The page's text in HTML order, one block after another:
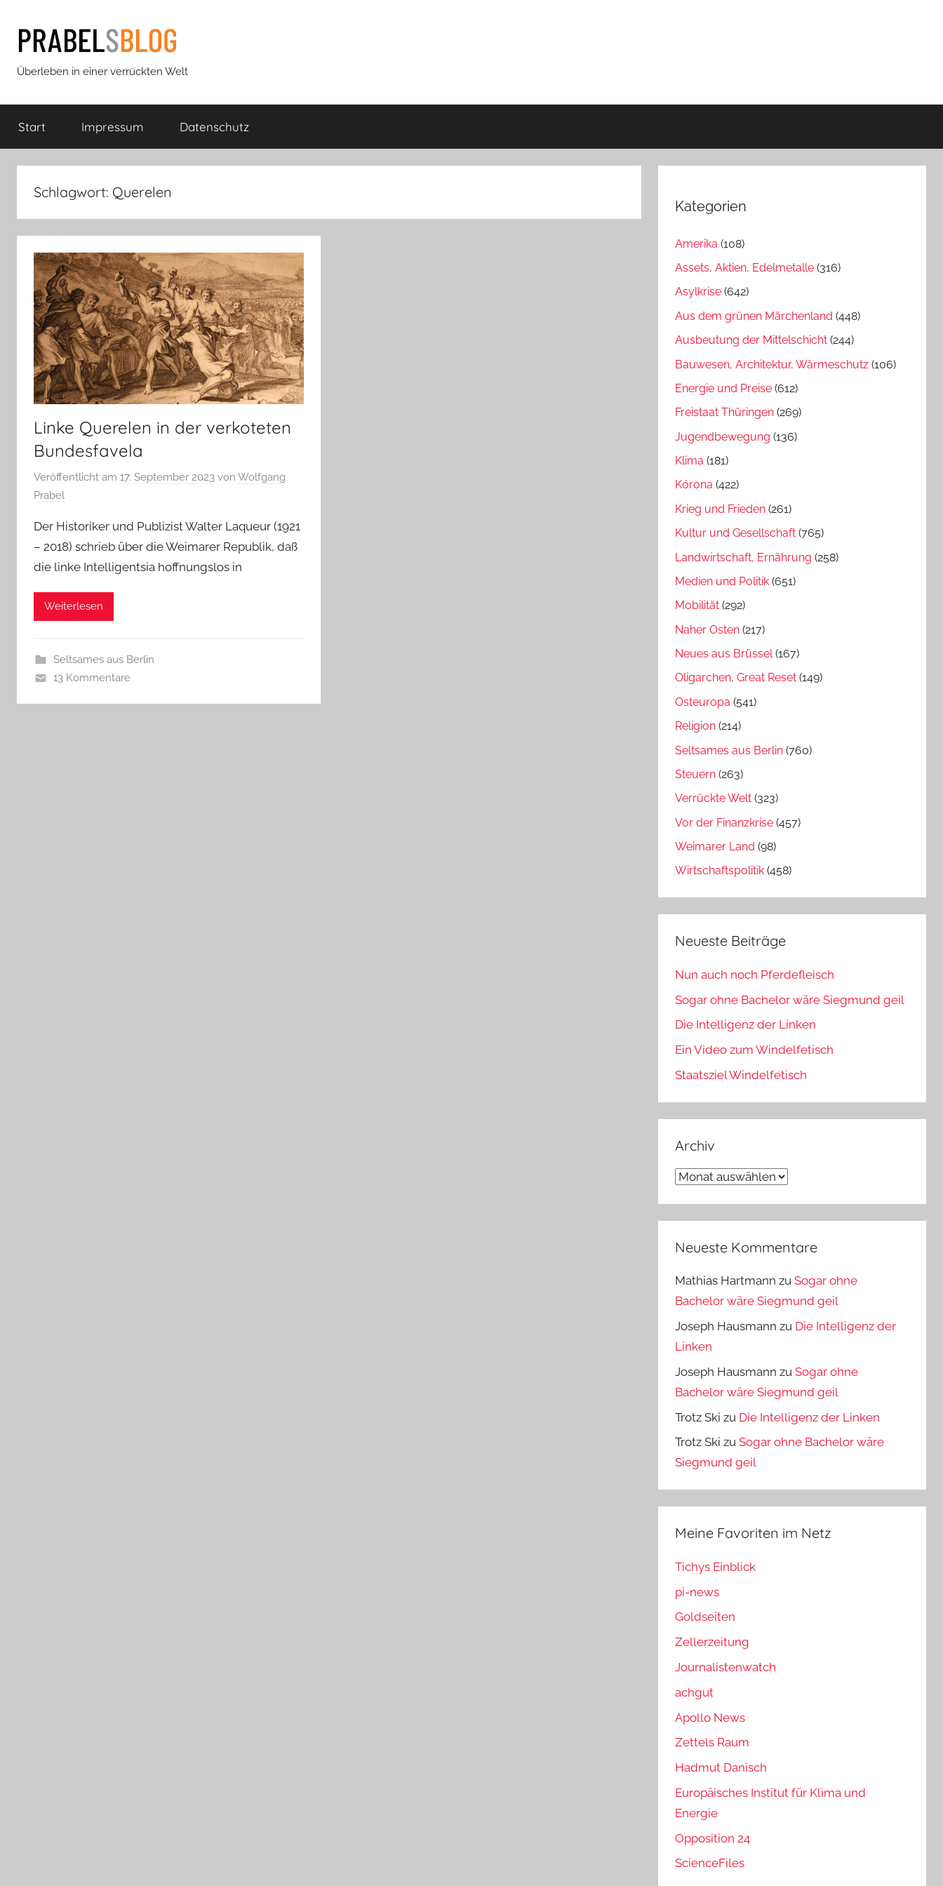
Inhalt
springen
Prabels
Blog
Überleben in einer verrückten Welt
Start Impressum Datenschutz
Schlagwort: Querelen
Linke Querelen in der verkoteten
Bundesfavela
Veröffentlicht am 17. September 2023 von Wolfgang
Prabel
Der Historiker und Publizist Walter Laqueur (1921
– 2018) schrieb über die Weimarer Republik, daß
die linke Intelligentsia hoffnungslos in
Weiterlesen
Seltsames aus Berlin
13 Kommentare
Kategorien
Amerika (108)
Assets, Aktien, Edelmetalle (316)
Asylkrise (642)
Aus dem grünen Märchenland (448)
Ausbeutung der Mittelschicht (244)
Bauwesen, Architektur, Wärmeschutz (106)
Energie und Preise (612)
Freistaat Thüringen (269)
Jugendbewegung (136)
Klima (181)
Kórona (422)
Krieg und Frieden (261)
Kultur und Gesellschaft (765)
Landwirtschaft, Ernährung (258)
Medien und Politik (651)
Mobilität (292)
Naher Osten (217)
Neues aus Brüssel(167)
Oligarchen, Great Reset (149)
Osteuropa (541)
Religion (214)
Seltsames aus Berlin (760)
Steuern (263)
Verrückte Welt (323)
Vor der Finanzkrise (457)
Weimarer Land (98)
Wirtschaftspolitik (458)
Neueste Beiträge
Nun auch noch Pferdefleisch
Sogar ohne Bachelor wäre Siegmund geil
Die Intelligenz der Linken
Ein Video zum Windelfetisch
Staatsziel Windelfetisch
Archiv
Archiv
Neueste Kommentare
Mathias Hartmann zuSogar ohne
Bachelor wäre Siegmund geil
Joseph Hausmann zu Die Intelligenz der
Linken
Joseph Hausmann zuSogar ohne
Bachelor wäre Siegmund geil
Trotz Ski zu Die Intelligenz der Linken
Trotz Ski zuSogar ohne Bachelor wäre
Siegmund geil
Meine Favoriten im Netz
Tichys Einblick
pi-news
Goldseiten
Zellerzeitung
Journalistenwatch
achgut
Apollo News
Zettels Raum
Hadmut Danisch
Europäisches Institut für Klima und
Energie
Opposition 24
ScienceFiles